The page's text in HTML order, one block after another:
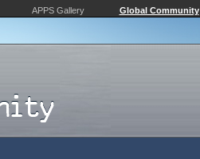
APPS Gallery Global Community